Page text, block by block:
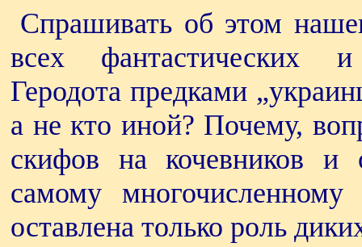
Спрашивать об этом
всех фантастических и
Геродота предками
а не кто иной? Почему,
скифов на кочевников и
самому
оставлена только роль